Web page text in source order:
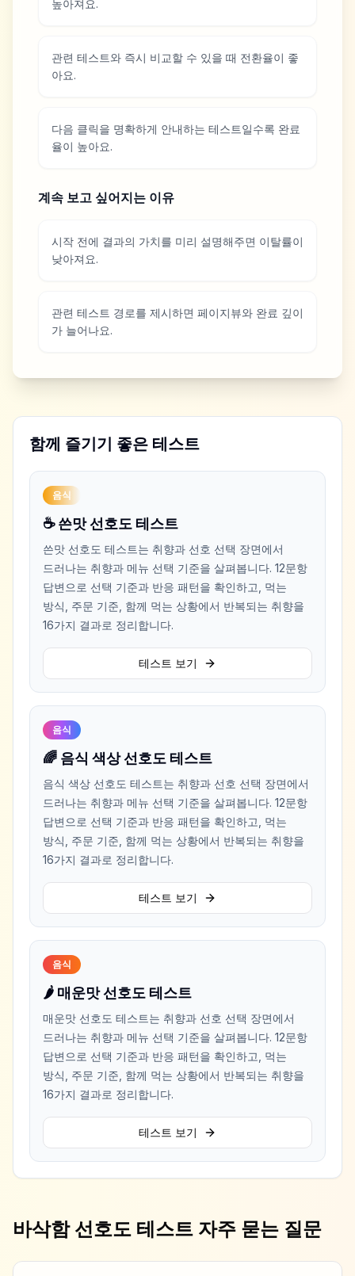
높아져요.
관련 테스트와 즉시 비교할 수 있을 때 전환율이 좋
아요.
다음 클릭을 명확하게 안내하는 테스트일수록 완료
율이 높아요.
계속 보고 싶어지는 이유
시작 전에 결과의 가치를 미리 설명해주면 이탈률이
낮아져요.
관련 테스트 경로를 제시하면 페이지뷰와 완료 깊이
가 늘어나요.
함께 즐기기 좋은 테스트
음식
☕ 쓴맛 선호도 테스트
쓴맛 선호도 테스트는 취향과 선호 선택 장면에서
드러나는 취향과 메뉴 선택 기준을 살펴봅니다. 12문항
답변으로 선택 기준과 반응 패턴을 확인하고, 먹는
방식, 주문 기준, 함께 먹는 상황에서 반복되는 취향을
16가지 결과로 정리합니다.
테스트 보기
음식
🌈 음식 색상 선호도 테스트
음식 색상 선호도 테스트는 취향과 선호 선택 장면에서
드러나는 취향과 메뉴 선택 기준을 살펴봅니다. 12문항
답변으로 선택 기준과 반응 패턴을 확인하고, 먹는
방식, 주문 기준, 함께 먹는 상황에서 반복되는 취향을
16가지 결과로 정리합니다.
테스트 보기
음식
🌶️ 매운맛 선호도 테스트
매운맛 선호도 테스트는 취향과 선호 선택 장면에서
드러나는 취향과 메뉴 선택 기준을 살펴봅니다. 12문항
답변으로 선택 기준과 반응 패턴을 확인하고, 먹는
방식, 주문 기준, 함께 먹는 상황에서 반복되는 취향을
16가지 결과로 정리합니다.
테스트 보기
바삭함 선호도 테스트 자주 묻는 질문